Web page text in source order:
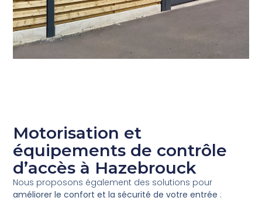
Motorisation et
équipements de contrôle
d’accès à Hazebrouck
Nous proposons également des solutions pour
améliorer le confort et la sécurité de votre entrée :